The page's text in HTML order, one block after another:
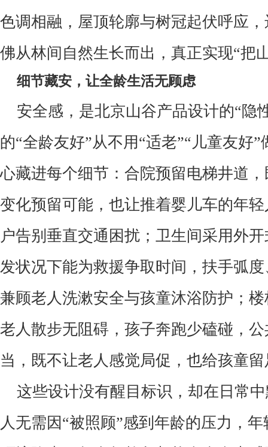
色调相融，屋顶轮廓与树冠起伏呼应
佛从林间自然生长而出，真正实现“把
细节藏安，让全龄生活无顾虑
安全感，是北京山谷产品设计的“隐
的“全龄友好”从不用“适老”“儿童友好”
心藏进每个细节：合院预留电梯井道
变化预留可能，也让推着婴儿车的年
户告别垂直交通困扰；卫生间采用外
发状况下能为救援争取时间，扶手弧
兼顾老人洗漱安全与孩童沐浴防护；
老人散步无阻碍，孩子奔跑少磕碰，
当，既不让老人感觉局促，也给孩童
这些设计没有醒目标识，却在日常
人无需因“被照顾”感到年龄的压力，